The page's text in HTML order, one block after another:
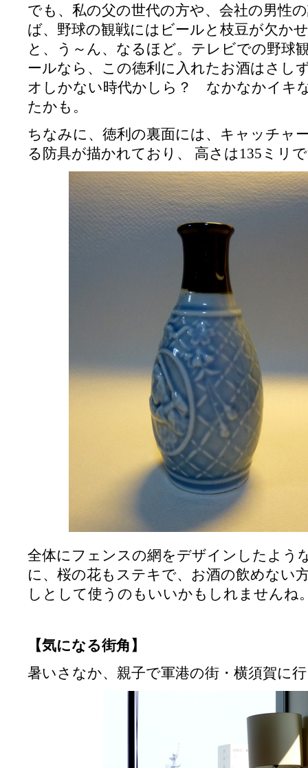
でも、私の父の世代の方や、会社の男性
ば、野球の観戦にはビールと枝豆が欠か
と、う～ん、なるほど。テレビでの野球
ールなら、この徳利に入れたお酒はさし
オしかない時代かしら？ なかなかイキ
たかも。
ちなみに、徳利の裏面には、キャッチャ
る防具が描かれており、 高さは135ミリ
全体にフェンスの網をデザインしたよう
に、桜の花もステキで、お酒の飲めない
しとして使うのもいいかもしれませんね
【気になる街角】
暑いさなか、親子で軍港の街・横須賀に